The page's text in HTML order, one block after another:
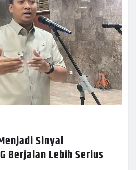
Sinyal
Berjalan Lebih Serius